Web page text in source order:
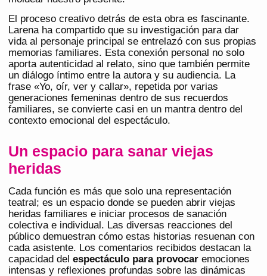
El proceso creativo detrás de esta obra es fascinante.
Larena ha compartido que su investigación para dar
vida al personaje principal se entrelazó con sus propias
memorias familiares. Esta conexión personal no solo
aporta autenticidad al relato, sino que también permite
un diálogo íntimo entre la autora y su audiencia. La
frase «Yo, oír, ver y callar», repetida por varias
generaciones femeninas dentro de sus recuerdos
familiares, se convierte casi en un mantra dentro del
contexto emocional del espectáculo.
Un espacio para sanar viejas
heridas
Cada función es más que solo una representación
teatral; es un espacio donde se pueden abrir viejas
heridas familiares e iniciar procesos de sanación
colectiva e individual. Las diversas reacciones del
público demuestran cómo estas historias resuenan con
cada asistente. Los comentarios recibidos destacan la
capacidad del espectáculo para provocar emociones
intensas y reflexiones profundas sobre las dinámicas